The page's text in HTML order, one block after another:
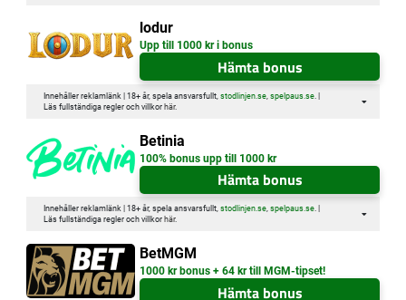
lodur
Upp till 1000 kr i bonus
Hämta bonus
Innehåller reklamlänk | 18+ år, spela ansvarsfullt, stodlinjen.se, spelpaus.se. |
Läs fullständiga regler och villkor här.
Betinia
100% bonus upp till 1000 kr
Hämta bonus
Innehåller reklamlänk | 18+ år, spela ansvarsfullt, stodlinjen.se, spelpaus.se. |
Läs fullständiga regler och villkor här.
BetMGM
1000 kr bonus + 64 kr till MGM-tipset!
Hämta bonus